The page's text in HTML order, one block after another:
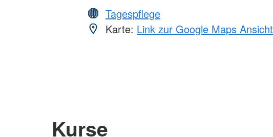
Tagespflege
Karte: Link zur Google Maps Ansicht
Kurse